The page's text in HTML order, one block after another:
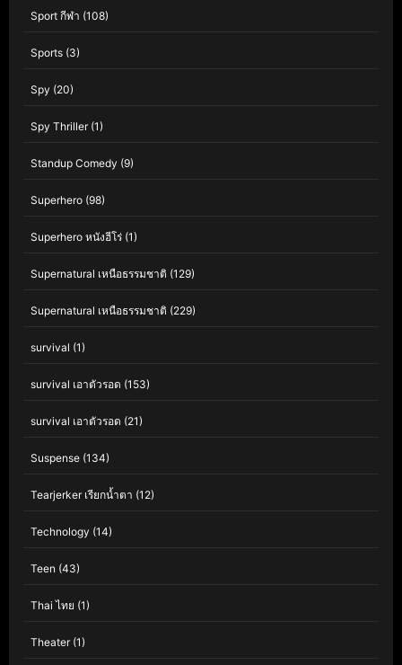
Sport กีฬา (108)
Sports (3)
Spy (20)
Spy Thriller(1)
Standup Comedy (9)
Superhero (98)
Superhero หนังฮีโร่ (1)
Supernatural เหนือธรรมชาติ (129)
Supernatural เหนือธรรมชาติ (229)
survival (1)
survival เอาตัวรอด (153)
survival เอาตัวรอด (21)
Suspense (134)
Tearjerker เรียกน้ำตา (12)
Technology (14)
Teen (43)
Thai ไทย (1)
Theater(1)